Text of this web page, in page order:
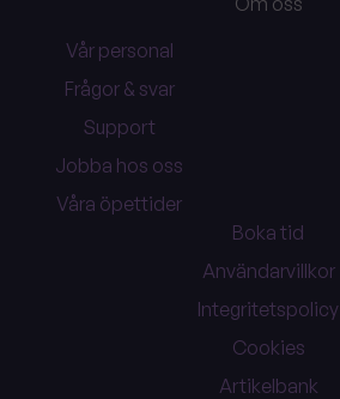
Vår personal
Frågor & svar
Support
Jobba hos oss
Våra öpettider
Boka tid
Användarvillkor
Integritetspolicy
Cookies
Artikelbank